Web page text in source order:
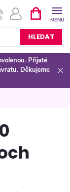
HLEDAT
NÁKUPNÍ
KOŠÍK
Přijaté
Děkujeme